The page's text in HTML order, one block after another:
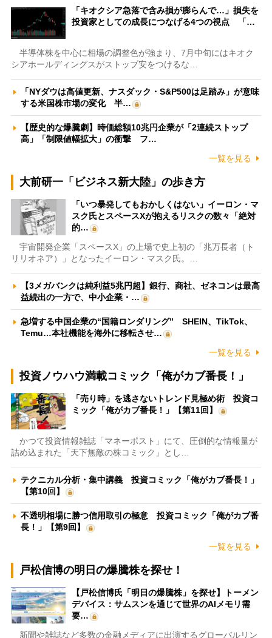
「キオクシア急落で含み損が膨らんで…」損失を
投資家としての成長につなげる4つの視点 「…
半導体株を中心に相場の調整色が強まり、7月中旬にはキオク
シアホールディングスがストップ安をつけるな…
「NYダウは高値更新、ナスダック・S&P500は足踏み」が意味
する米国株市場の変化 半…
【歴史的な爆騰劇】時価総額10兆円企業が「2連続ストップ
高」「制限値幅拡大」の衝撃 フ…
一覧を見る
大前研一「ビジネス新大陸」の歩き方
「いつ暴発してもおかしくはない」イーロン・マ
スク氏とスペースXが抱えるリスクの数々「絶対
的…
宇宙開発企業「スペースX」の上場で史上初の「兆万長者（ト
リリオネア）」となったイーロン・マスク氏。…
【3メガバンクは純利益5兆円超】銀行、商社、ゼネコンは最高
益続出の一方で、中小企業・…
急増する中国企業の“国籍ロンダリング” SHEIN、TikTok、
Temu…本社機能を海外に移転させ…
一覧を見る
投資ノウハウ満載コミック「俺がカブ番長！」
「売り時」を逃さないトレンド見極め術 投資コ
ミック「俺がカブ番長！」【第11回】
かつて投資情報雑誌「マネーポスト」にて、圧倒的な情報量が
詰め込まれた「天下無敵の株コミック」とし…
テクニカル分析・集中講義 投資コミック「俺がカブ番長！」
【第10回】
不透明相場に勝つ信用取引の極意 投資コミック「俺がカブ番
長！」【第9回】
一覧を見る
戸松信博の明日の爆騰株を探せ！
【戸松信博氏「明日の爆騰株」を探せ】トーメン
デバイス：サムスンを通じて世界のAIメモリ需
要…
新聞や雑誌など多数の金融メディアに出演するグローバルリン